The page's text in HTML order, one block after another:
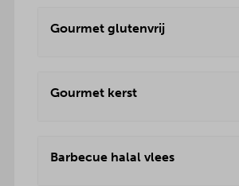
Gourmet glutenvrij
Gourmet kerst
Barbecue halal vlees